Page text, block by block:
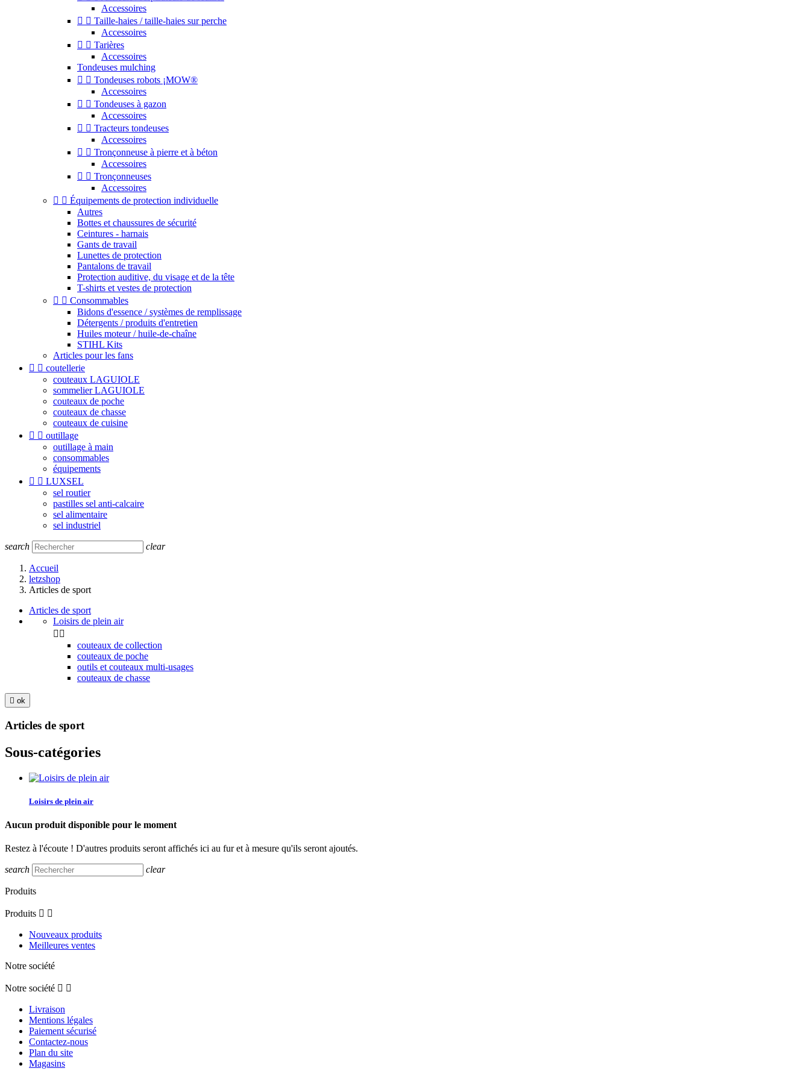
Accessoires
  Taille-haies / taille-haies sur perche
Accessoires
  Tarières
Accessoires
Tondeuses mulching
  Tondeuses robots ¡MOW®
Accessoires
  Tondeuses à gazon
Accessoires
  Tracteurs tondeuses
Accessoires
  Tronçonneuse à pierre et à béton
Accessoires
  Tronçonneuses
Accessoires
  Équipements de protection individuelle
Autres
Bottes et chaussures de sécurité
Ceintures - harnais
Gants de travail
Lunettes de protection
Pantalons de travail
Protection auditive, du visage et de la tête
T-shirts et vestes de protection
  Consommables
Bidons d'essence / systèmes de remplissage
Détergents / produits d'entretien
Huiles moteur / huile-de-chaîne
STIHL Kits
Articles pour les fans
  coutellerie
couteaux LAGUIOLE
sommelier LAGUIOLE
couteaux de poche
couteaux de chasse
couteaux de cuisine
  outillage
outillage à main
consommables
équipements
  LUXSEL
sel routier
pastilles sel anti-calcaire
sel alimentaire
sel industriel
search clear
Accueil
letzshop
Articles de sport
Articles de sport
Loisirs de plein air
 
couteaux de collection
couteaux de poche
outils et couteaux multi-usages
couteaux de chasse
 ok
Articles de sport
Sous-catégories
Loisirs de plein air
Aucun produit disponible pour le moment
Restez à l'écoute ! D'autres produits seront affichés ici au fur et à mesure qu'ils seront ajoutés.
search clear
Produits
Produits  
Nouveaux produits
Meilleures ventes
Notre société
Notre société  
Livraison
Mentions légales
Paiement sécurisé
Contactez-nous
Plan du site
Magasins